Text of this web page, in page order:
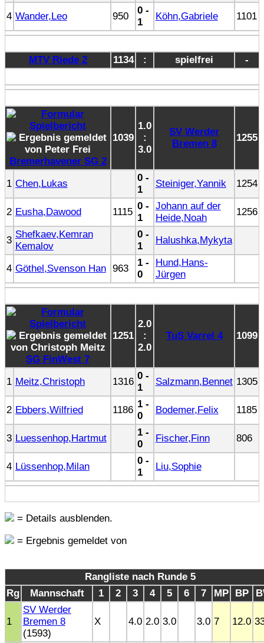
4 Wander,Leo 950
0 -
1
Köhn,Gabriele 1101
MTV Riede 2 1134 : spielfrei -
Bremerhavener SG 2
1039
1.0
:
3.0
SV Werder
Bremen 8
1255
1 Chen,Lukas
0 -
1
Steiniger,Yannik 1254
2 Eusha,Dawood 1115
0 -
1
Johann auf der
Heide,Noah
1256
3
Shefkaev,Kemran
Kemalov
0 -
1
Halushka,Mykyta
4 Göthel,Svenson Han 963
1 -
0
Hund,Hans-
Jürgen
SG FinWest 7
1251
2.0
:
2.0
TuS Varrel 4 1099
1 Meitz,Christoph 1316
0 -
1
Salzmann,Bennet 1305
2 Ebbers,Wilfried 1186
1 -
0
Bodemer,Felix 1185
3 Luessenhop,Hartmut
1 -
0
Fischer,Finn 806
4 Lüssenhop,Milan
0 -
1
Liu,Sophie
= Details ausblenden.
= Ergebnis gemeldet von
Rangliste nach Runde 5
Rg
Mannschaft 1 2 3 4 5 6 7 MP BP
1
SV Werder
Bremen 8
(1593)
X 4.0 2.0 3.0 3.0 7 12.0